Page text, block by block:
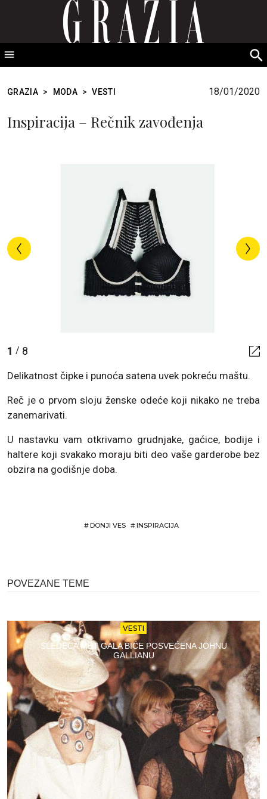
GRAZIA Srbija
GRAZIA > MODA > VESTI 18/01/2020
Inspiracija – Rečnik zavođenja
1 / 8
Delikatnost čipke i punoća satena uvek pokreću maštu.
Reč je o prvom sloju ženske odeće koji nikako ne treba
zanemarivati.
U nastavku vam otkrivamo grudnjake, gaćice, bodije i
haltere koji svakako moraju biti deo vaše garderobe bez
obzira na godišnje doba.
#DONJI VES #INSPIRACIJA
POVEZANE TEME
VESTI
SLEDEĆA MET GALA BIĆE POSVEĆENA JOHNU
GALLIANU